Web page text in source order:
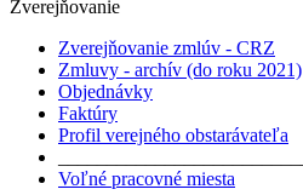
Zverejňovanie
Zverejňovanie zmlúv - CRZ
Zmluvy - archív (do roku 2021)
Objednávky
Faktúry
Profil verejného obstarávateľa
Voľné pracovné miesta